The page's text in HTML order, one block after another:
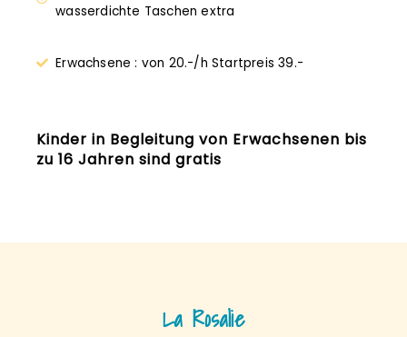
wasserdichte Taschen extra
Erwachsene : von 20.-/h Startpreis 39.-
Kinder in Begleitung von Erwachsenen bis
zu 16 Jahren sind gratis
La Rosalie